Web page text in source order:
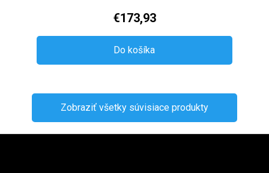
€173,93
Do košíka
Zobraziť všetky súvisiace produkty